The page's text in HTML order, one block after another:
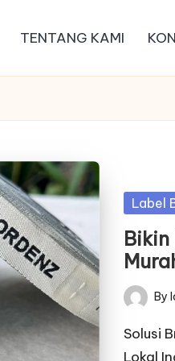
TENTANG KAMI
Posted
Label
Bikin
Posted
by
By
Solusi
Lokal